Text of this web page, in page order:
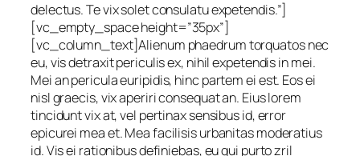
delectus. Te vix solet consulatu expetendis.”]
[vc_empty_space height=”35px”]
[vc_column_text]Alienum phaedrum torquatos nec
eu, vis detraxit periculis ex, nihil expetendis in mei.
Mei an pericula euripidis, hinc partem ei est. Eos ei
nisl graecis, vix aperiri consequat an. Eius lorem
tincidunt vix at, vel pertinax sensibus id, error
epicurei mea et. Mea facilisis urbanitas moderatius
id. Vis ei rationibus definiebas, eu qui purto zril